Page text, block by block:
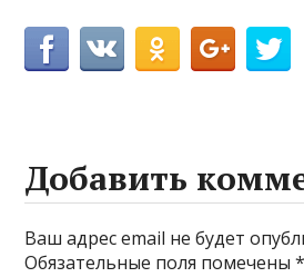
Добавить
Ваш адрес email не будет
Обязательные поля помечены*